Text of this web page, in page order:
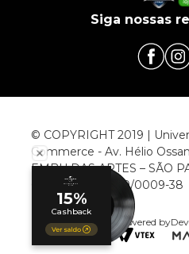
Siga nossas
© COPYRIGHT 2019 |
Commerce - Av. Hélio
EMBU DAS ARTES – SÃO
CNPJ: 00.952.789/0009-38
Powered by